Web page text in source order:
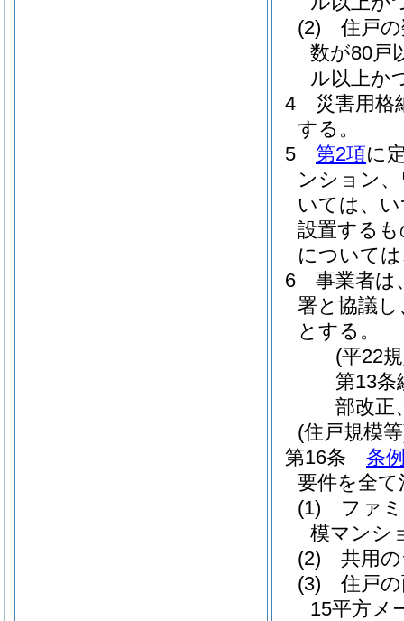
(2)
住戸
数が80戸
ル以上か
4
災害用格
する。
5
第2項に
ンション
いては、
設置する
について
6
事業者は
署と協議
とする。
(平22
第13条
部改正
(住戸規模
第16条
条
要件を全
(1)
ファ
模マンシ
(2)
共用
(3)
住戸
15平方メ